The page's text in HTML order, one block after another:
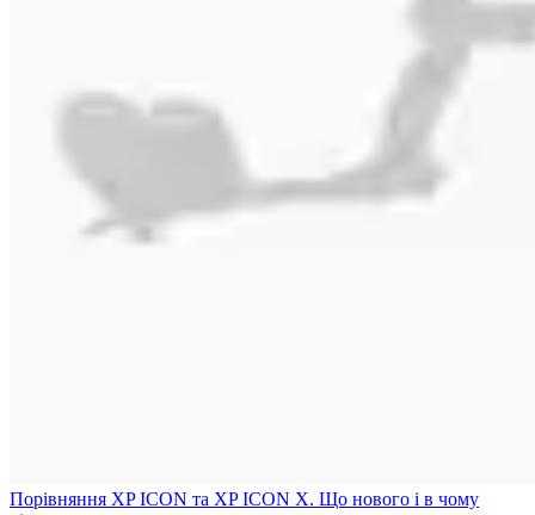
Порівняння XP ICON та XP ICON X. Що нового і в чому